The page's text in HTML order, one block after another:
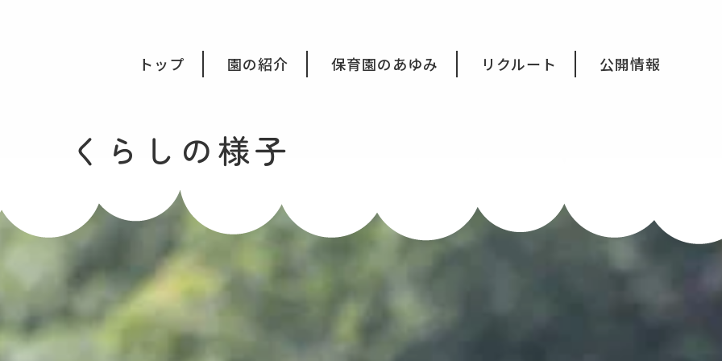
祉法人みつき福祉会
トップ 園の紹介 保育園のあゆみ リクルート 公開情報
くらしの様子